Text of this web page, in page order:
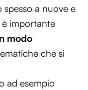
a nuove e
importante
modo
che si
ad esempio